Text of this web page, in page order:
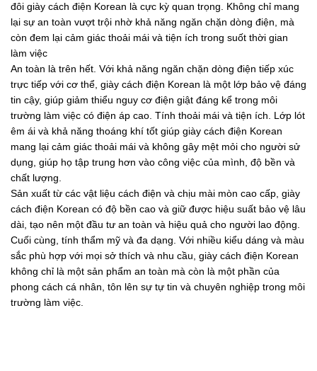
đôi giày cách điện Korean là cực kỳ quan trọng. Không chỉ mang
lại sự an toàn vượt trội nhờ khả năng ngăn chặn dòng điện, mà
còn đem lại cảm giác thoải mái và tiện ích trong suốt thời gian
làm việc
An toàn là trên hết. Với khả năng ngăn chặn dòng điện tiếp xúc
trực tiếp với cơ thể, giày cách điện Korean là một lớp bảo vệ đáng
tin cậy, giúp giảm thiểu nguy cơ điện giật đáng kể trong môi
trường làm việc có điện áp cao. Tính thoải mái và tiện ích. Lớp lót
êm ái và khả năng thoáng khí tốt giúp giày cách điện Korean
mang lại cảm giác thoải mái và không gây mệt mỏi cho người sử
dụng, giúp họ tập trung hơn vào công việc của mình, độ bền và
chất lượng.
Sản xuất từ các vật liệu cách điện và chịu mài mòn cao cấp, giày
cách điện Korean có độ bền cao và giữ được hiệu suất bảo vệ lâu
dài, tạo nên một đầu tư an toàn và hiệu quả cho người lao động.
Cuối cùng, tính thẩm mỹ và đa dạng. Với nhiều kiểu dáng và màu
sắc phù hợp với mọi sở thích và nhu cầu, giày cách điện Korean
không chỉ là một sản phẩm an toàn mà còn là một phần của
phong cách cá nhân, tôn lên sự tự tin và chuyên nghiệp trong môi
trường làm việc.